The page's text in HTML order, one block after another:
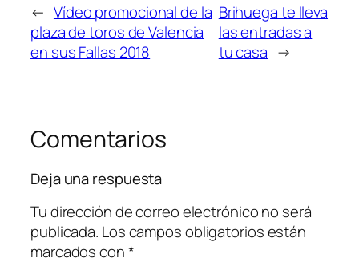
← Vídeo promocional de la
plaza de toros de Valencia
en sus Fallas 2018
Brihuega te lleva
las entradas a
tu casa →
Comentarios
Deja una respuesta
Tu dirección de correo electrónico no será
publicada. Los campos obligatorios están
marcados con*